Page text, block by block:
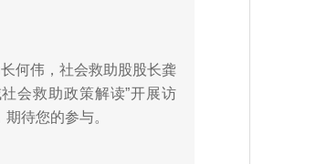
何伟，社会救助股股长龚
会救助政策解读”开展访
待您的参与。